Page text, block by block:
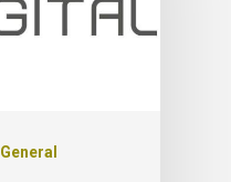
General